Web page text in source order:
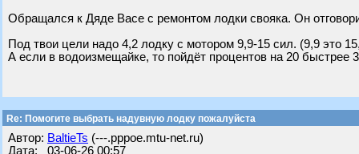
Обращался к Дяде Васе с ремонтом лодки свояка. Он
Под твои цели надо 4,2 лодку с мотором 9,9-15 сил. (9,9 это
А если в водоизмещайке, то пойдёт процентов на 20 быстрее
Re: Помогите выбрать надувную лодку пожалуйста
Автор: BaltieTs (---.pppoe.mtu-net.ru)
Дата: 03-06-26 00:57